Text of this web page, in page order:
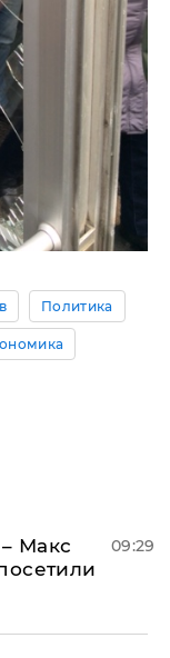
Политика
Макс
09:29